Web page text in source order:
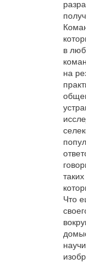
в
на
Что